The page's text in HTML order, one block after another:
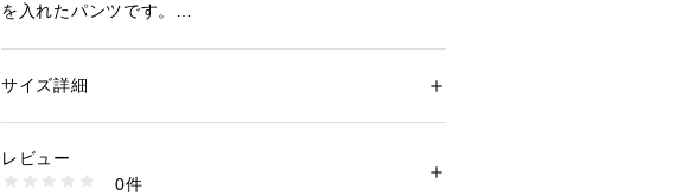
を入れたパンツです。
淡色は透ける場合があるため、透け防止のインナー着用
【仕様】
・ポケット数：なし
性別：レディース
商品番号：
410-15975 （ショップ）
サイズ詳細
レビュー
0件